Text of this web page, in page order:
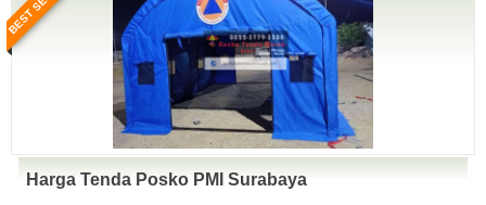
Harga Tenda Posko PMI Surabaya